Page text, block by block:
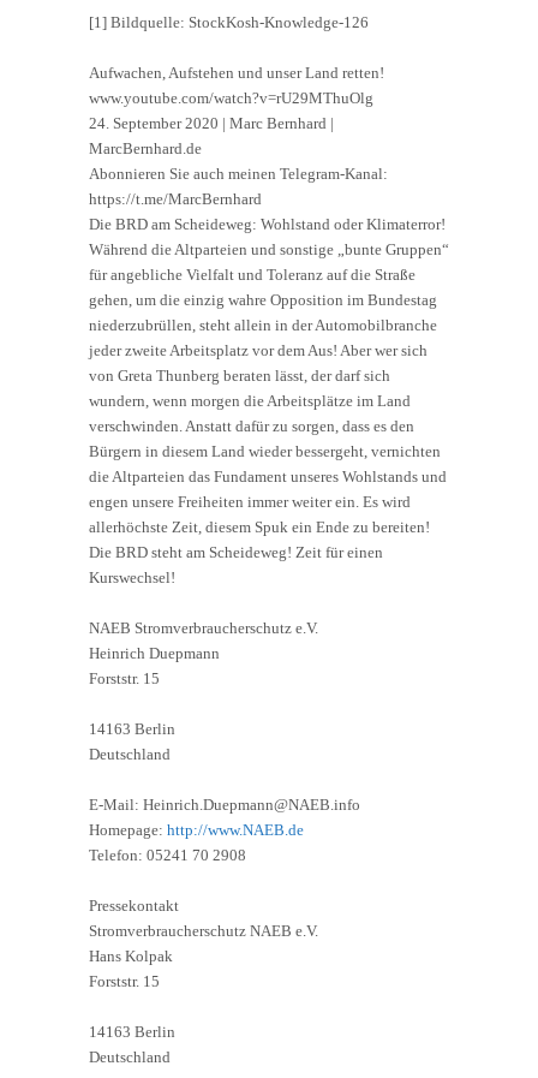
[1] Bildquelle: StockKosh-Knowledge-126
Aufwachen, Aufstehen und unser Land retten!
www.youtube.com/watch?v=rU29MThuOlg
24. September 2020 | Marc Bernhard |
MarcBernhard.de
Abonnieren Sie auch meinen Telegram-Kanal:
https://t.me/MarcBernhard
Die BRD am Scheideweg: Wohlstand oder Klimaterror!
Während die Altparteien und sonstige „bunte Gruppen“
für angebliche Vielfalt und Toleranz auf die Straße
gehen, um die einzig wahre Opposition im Bundestag
niederzubrüllen, steht allein in der Automobilbranche
jeder zweite Arbeitsplatz vor dem Aus! Aber wer sich
von Greta Thunberg beraten lässt, der darf sich
wundern, wenn morgen die Arbeitsplätze im Land
verschwinden. Anstatt dafür zu sorgen, dass es den
Bürgern in diesem Land wieder bessergeht, vernichten
die Altparteien das Fundament unseres Wohlstands und
engen unsere Freiheiten immer weiter ein. Es wird
allerhöchste Zeit, diesem Spuk ein Ende zu bereiten!
Die BRD steht am Scheideweg! Zeit für einen
Kurswechsel!
NAEB Stromverbraucherschutz e.V.
Heinrich Duepmann
Forststr. 15
14163 Berlin
Deutschland
E-Mail: Heinrich.Duepmann@NAEB.info
Homepage: http://www.NAEB.de
Telefon: 05241 70 2908
Pressekontakt
Stromverbraucherschutz NAEB e.V.
Hans Kolpak
Forststr. 15
14163 Berlin
Deutschland